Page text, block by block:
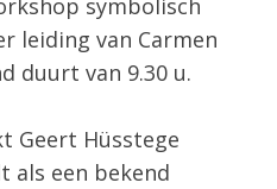
symbolisch
leiding van Carmen
duurt van 9.30 u.
Geert Hüsstege
als een bekend